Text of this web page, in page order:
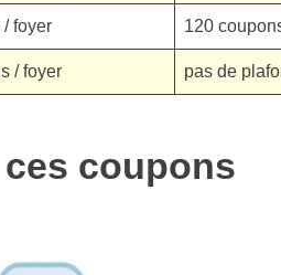
foyer 120
/ foyer pas de
coupons